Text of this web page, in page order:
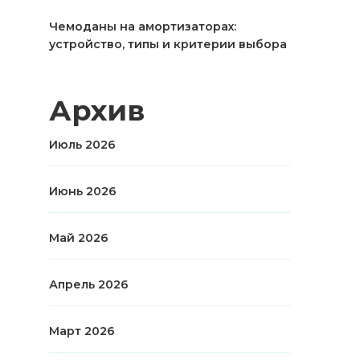
Чемоданы на амортизаторах:
устройство, типы и критерии выбора
Архив
Июль 2026
Июнь 2026
Май 2026
Апрель 2026
Март 2026